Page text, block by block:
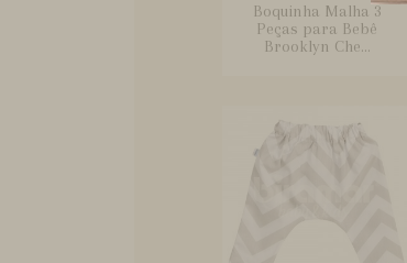
Boquinha Malha 3
Peças para Bebê
Brooklyn Che...